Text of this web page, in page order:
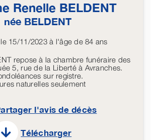
Renelle BELDENT
née BELDENT
15/11/2023 à l'âge de 84 ans
repose à la chambre funéraire des
5, rue de la Liberté à Avranches.
sur registre.
naturelles seulement
l'avis de décès
Télécharger